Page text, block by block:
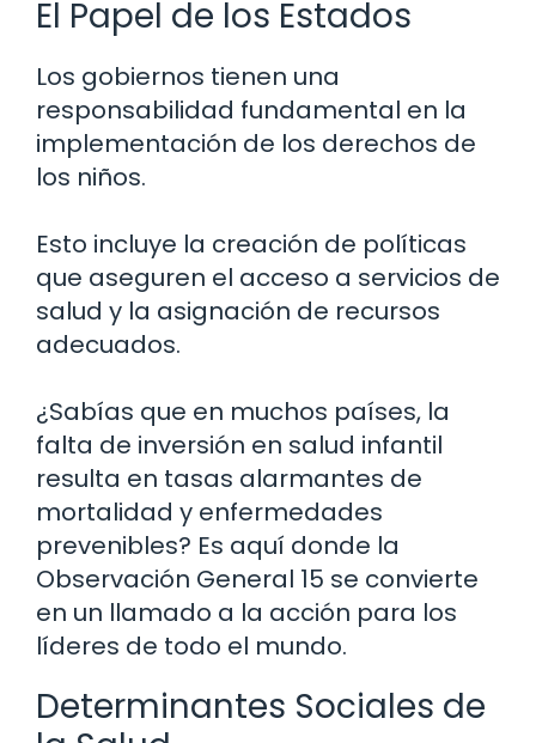
El Papel de los Estados
Los gobiernos tienen una
responsabilidad fundamental en la
implementación de los derechos de
los niños.
Esto incluye la creación de políticas
que aseguren el acceso a servicios de
salud y la asignación de recursos
adecuados.
¿Sabías que en muchos países, la
falta de inversión en salud infantil
resulta en tasas alarmantes de
mortalidad y enfermedades
prevenibles? Es aquí donde la
Observación General 15 se convierte
en un llamado a la acción para los
líderes de todo el mundo.
Determinantes Sociales de